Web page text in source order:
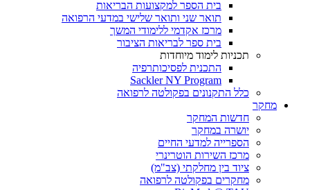
בית הספר למקצועות הבריאות
תואר שני ותואר שלישי במדעי הרפואה
מרכז אקדמי ללימודי המשך
בית ספר לבריאות הציבור
תכניות לימוד מיוחדות
התכנית לפסיכותרפיה
Sackler NY Program
כלל התקנונים בפקולטה לרפואה
מחקר
חדשות המחקר
יושרה במחקר
הספרייה למדעי החיים
מרכז השירות הוטרינרי
ציוד בין מחלקתי (צב"מ)
מחקרים בפקולטה לרפואה